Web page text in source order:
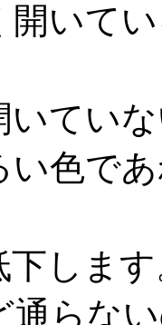
開いて
いてい
い色で
下しま
通らな